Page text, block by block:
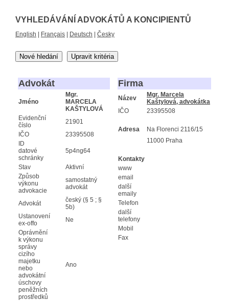
VYHLEDÁVÁNÍ ADVOKÁTŮ A KONCIPIENTŮ
English Français Deutsch Česky
Nové hledání Upravit kritéria
Advokát
Jméno
Mgr.
MARCELA
KAŠTYLOVÁ
Evidenční
číslo
21901
IČO
23395508
ID
datové
schránky
5p4ng64
Stav
Aktivní
Způsob
výkonu
advokacie
samostatný
advokát
Advokát
český (§ 5 ; §
5b)
Ustanovení
ex-offo
Ne
Oprávnění
k výkonu
správy
cizího
majetku
nebo
advokátní
úschovy
peněžních
prostředků
Ano
Firma
Název
Mgr. Marcela
Kaštylová, advokátka
IČO
23395508
Adresa
Na Florenci 2116/15
11000 Praha
Kontakty
www
email
další
emaily
Telefon
další
telefony
Mobil
Fax